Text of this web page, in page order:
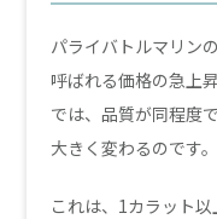
パライバトルマリン
呼ばれる価格の急上
では、品質が同程度
大きく変わるのです。
これは、1カラット